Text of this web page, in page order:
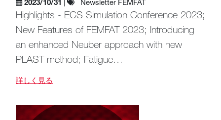
2023/10/31 | Newsletter FEMFAT
Highlights - ECS Simulation Conference 2023;
New Features of FEMFAT 2023; Introducing
an enhanced Neuber approach with new
PLAST method; Fatigue…
詳しく見る